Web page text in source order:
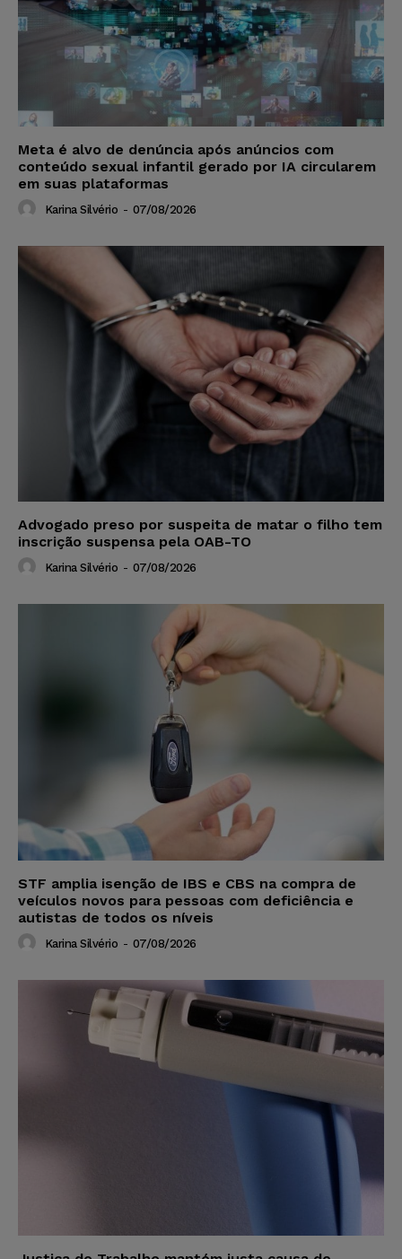
Meta é alvo de denúncia após anúncios com
conteúdo sexual infantil gerado por IA circularem
em suas plataformas
Karina Silvério - 07/08/2026
Advogado preso por suspeita de matar o filho tem
inscrição suspensa pela OAB-TO
Karina Silvério - 07/08/2026
STF amplia isenção de IBS e CBS na compra de
veículos novos para pessoas com deficiência e
autistas de todos os níveis
Karina Silvério - 07/08/2026